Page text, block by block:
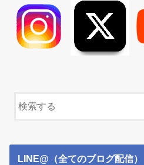
LINE@（全てのブログ配信）